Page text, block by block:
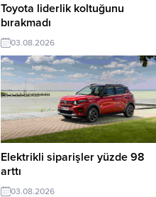
Toyota liderlik koltuğunu
bırakmadı
03.08.2026
Elektrikli siparişler yüzde 98
arttı
03.08.2026